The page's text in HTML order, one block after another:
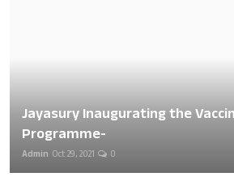
Jayasury Inaugurating the
Programme-
Admin Oct 29, 2021 0